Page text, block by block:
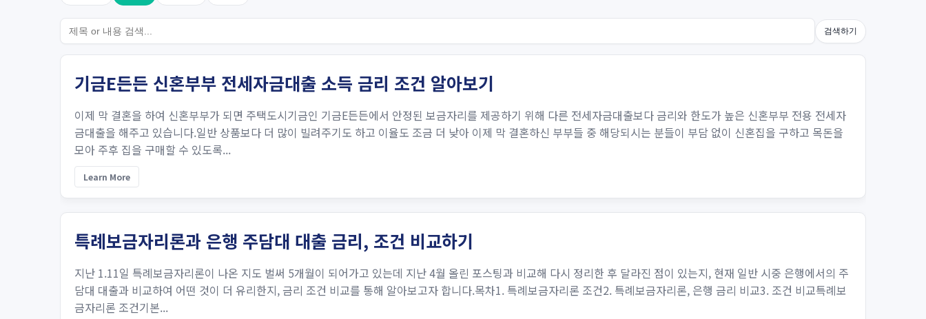
검색하기
기금E든든 신혼부부 전세자금대출 소득 금리 조건 알아보기
이제 막 결혼을 하여 신혼부부가 되면 주택도시기금인 기금E든든에서 안정된 보금자리를 제공하기 위해 다른 전세자금대출보다 금리와 한도가 높은 신혼부부 전용 전세자
금대출을 해주고 있습니다.일반 상품보다 더 많이 빌려주기도 하고 이율도 조금 더 낮아 이제 막 결혼하신 부부들 중 해당되시는 분들이 부담 없이 신혼집을 구하고 목돈을
모아 주후 집을 구매할 수 있도록...
Learn More
특례보금자리론과 은행 주담대 대출 금리, 조건 비교하기
지난 1.11일 특례보금자리론이 나온 지도 벌써 5개월이 되어가고 있는데 지난 4월 올린 포스팅과 비교해 다시 정리한 후 달라진 점이 있는지, 현재 일반 시중 은행에서의 주
담대 대출과 비교하여 어떤 것이 더 유리한지, 금리 조건 비교를 통해 알아보고자 합니다.목차1. 특례보금자리론 조건2. 특례보금자리론, 은행 금리 비교3. 조건 비교특례보
금자리론 조건기본...